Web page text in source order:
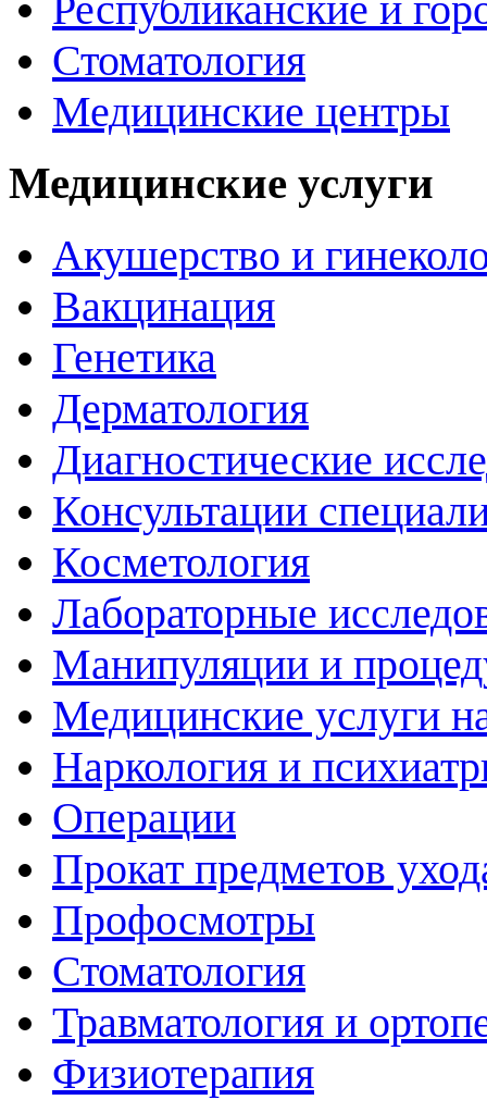
Стоматология
Медицинские центры
Медицинские услуги
Акушерство и
Вакцинация
Генетика
Дерматология
Диагностические
Консультации
Косметология
Лабораторные
Манипуляции и
Медицинские услуги
Наркология и
Операции
Прокат предметов
Профосмотры
Стоматология
Травматология и
Физиотерапия